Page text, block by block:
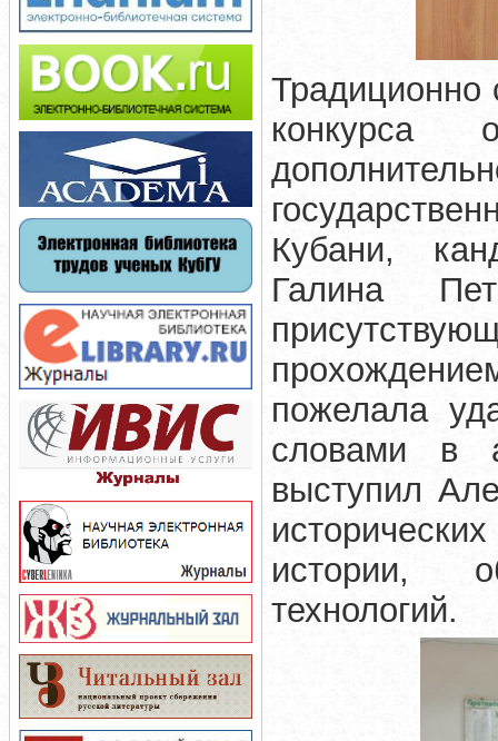
Традиционно
конкурса
Кубани,
Галина
пожелала
словами в
выступил
истории,
технологий.